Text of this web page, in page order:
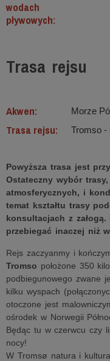
wodach
pływowych:
Trasa rejsu
Akwen: Morze
Trasa rejsu: Tromso -
Powyższa trasa jest
Ostateczny wybór
atmosferycznych, i
temat kształtu trasy
konsultacjach z
przebiegać inaczej niż
Rejs zaczyanmy i
Tromso położone 350
podbiegunowego zwane
kilku wyspach
otoczone jest
ośrodek w Norwegii
Będąc tu w czerwcu czy
nocy!
W Tromsø natura i